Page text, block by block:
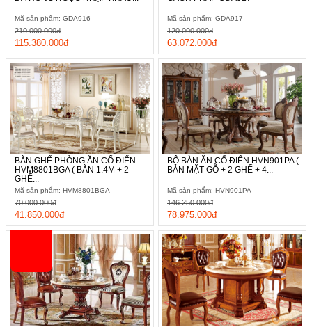
Mã sản phẩm: GDA916
115.380.000đ
210.000.000đ
Mã sản phẩm: GDA917
63.072.000đ
120.000.000đ
BÀN GHẾ PHÒNG ĂN CỔ ĐIỂN
HVM8801BGA ( BÀN 1.4M + 2
GHẾ...
Mã sản phẩm: HVM8801BGA
41.850.000đ
70.000.000đ
BỘ BÀN ĂN CỔ ĐIỂN HVN901PA (
BÀN MẶT GỖ + 2 GHẾ + 4...
Mã sản phẩm: HVN901PA
78.975.000đ
146.250.000đ